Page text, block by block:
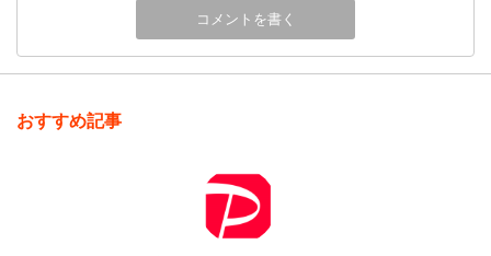
おすすめ記事